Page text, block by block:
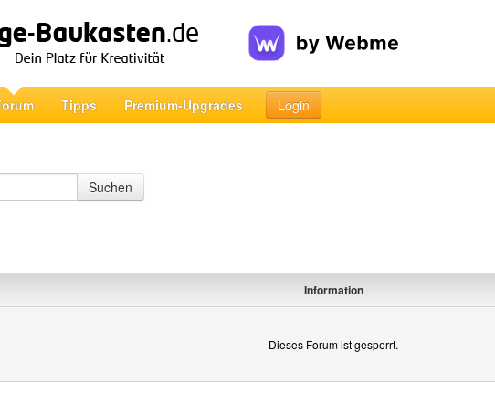
Tipps Premium-Upgrades Login
Suchen
Information
Dieses Forum ist gesperrt.